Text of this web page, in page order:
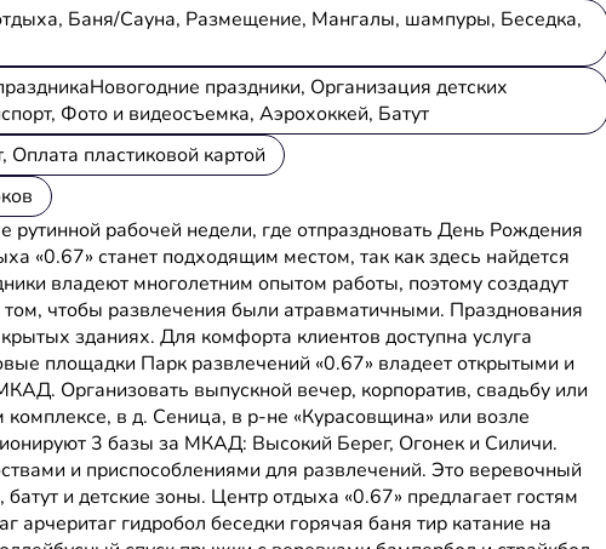
Баня/Сауна, Размещение, Мангалы, шампуры, Беседка,
праздники, Организация детских
Фото и видеосъемка, Аэрохоккей, Батут
пластиковой картой
рабочей недели, где отпраздновать День Рождения
«0.67» станет подходящим местом, так как здесь найдется
владеют многолетним опытом работы, поэтому создадут
чтобы развлечения были атравматичными. Празднования
зданиях. Для комфорта клиентов доступна услуга
площадки Парк развлечений «0.67» владеет открытыми и
Организовать выпускной вечер, корпоратив, свадьбу или
в д. Сеница, в р-не «Курасовщина» или возле
3 базы за МКАД: Высокий Берег, Огонек и Силичи.
и приспособлениями для развлечений. Это веревочный
и детские зоны. Центр отдыха «0.67» предлагает гостям
арчеритаг гидробол беседки горячая баня тир катание на